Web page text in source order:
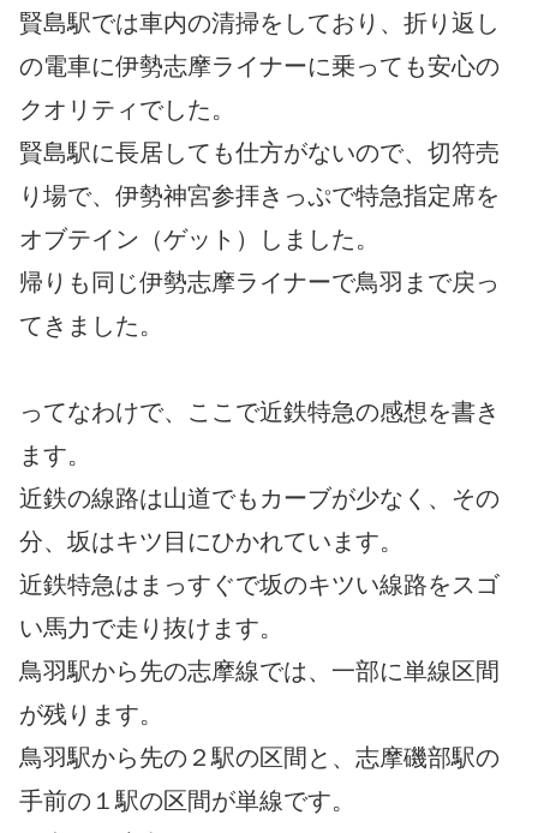
賢島駅では車内の清掃をしており、折り返し
の電車に伊勢志摩ライナーに乗っても安心の
クオリティでした。
賢島駅に長居しても仕方がないので、切符売
り場で、伊勢神宮参拝きっぷで特急指定席を
オブテイン（ゲット）しました。
帰りも同じ伊勢志摩ライナーで鳥羽まで戻っ
てきました。
ってなわけで、ここで近鉄特急の感想を書き
ます。
近鉄の線路は山道でもカーブが少なく、その
分、坂はキツ目にひかれています。
近鉄特急はまっすぐで坂のキツい線路をスゴ
い馬力で走り抜けます。
鳥羽駅から先の志摩線では、一部に単線区間
が残ります。
鳥羽駅から先の２駅の区間と、志摩磯部駅の
手前の１駅の区間が単線です。